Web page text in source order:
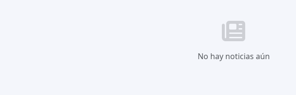
No hay noticias aún